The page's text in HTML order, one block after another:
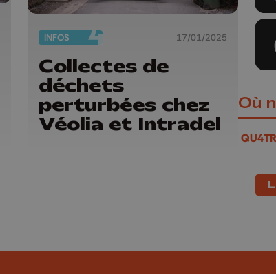
INFOS 17/01/2025
Collectes de
déchets
perturbées chez
Véolia et Intradel
Où